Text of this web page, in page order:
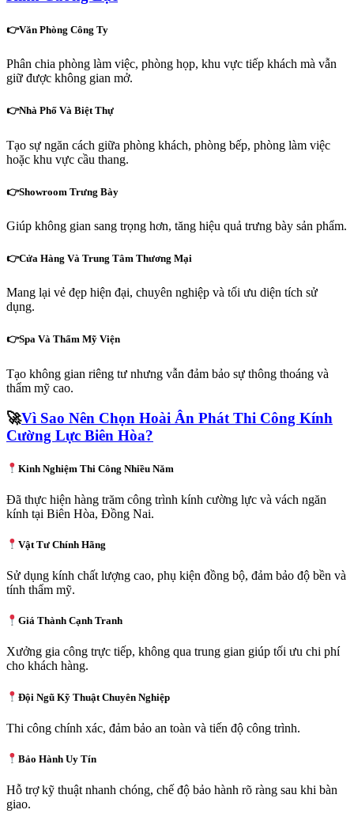
👉Văn Phòng Công Ty
Phân chia phòng làm việc, phòng họp, khu vực tiếp khách mà vẫn
giữ được không gian mở.
👉Nhà Phố Và Biệt Thự
Tạo sự ngăn cách giữa phòng khách, phòng bếp, phòng làm việc
hoặc khu vực cầu thang.
👉Showroom Trưng Bày
Giúp không gian sang trọng hơn, tăng hiệu quả trưng bày sản phẩm.
👉Cửa Hàng Và Trung Tâm Thương Mại
Mang lại vẻ đẹp hiện đại, chuyên nghiệp và tối ưu diện tích sử
dụng.
👉Spa Và Thẩm Mỹ Viện
Tạo không gian riêng tư nhưng vẫn đảm bảo sự thông thoáng và
thẩm mỹ cao.
🚀Vì Sao Nên Chọn Hoài Ân Phát Thi Công Kính
Cường Lực Biên Hòa?
Kinh Nghiệm Thi Công Nhiều Năm
Đã thực hiện hàng trăm công trình kính cường lực và vách ngăn
kính tại Biên Hòa, Đồng Nai.
Vật Tư Chính Hãng
Sử dụng kính chất lượng cao, phụ kiện đồng bộ, đảm bảo độ bền và
tính thẩm mỹ.
Giá Thành Cạnh Tranh
Xưởng gia công trực tiếp, không qua trung gian giúp tối ưu chi phí
cho khách hàng.
Đội Ngũ Kỹ Thuật Chuyên Nghiệp
Thi công chính xác, đảm bảo an toàn và tiến độ công trình.
Bảo Hành Uy Tín
Hỗ trợ kỹ thuật nhanh chóng, chế độ bảo hành rõ ràng sau khi bàn
giao.